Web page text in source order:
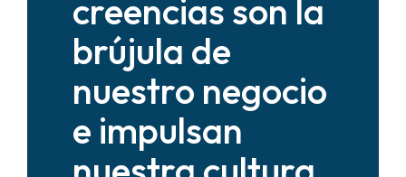
creencias son la
brújula de
nuestro negocio
e impulsan